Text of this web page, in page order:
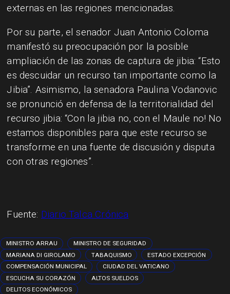
externas en las regiones mencionadas.
Por su parte, el senador Juan Antonio Coloma
manifestó su preocupación por la posible
ampliación de las zonas de captura de jibia: “Esto
es descuidar un recurso tan importante como la
Jibia”. Asimismo, la senadora Paulina Vodanovic
se pronunció en defensa de la territorialidad del
recurso jibia: “Con la jibia no, con el Maule no! No
estamos disponibles para que este recurso se
transforme en una fuente de discusión y disputa
con otras regiones”.
Fuente: Diario Talca Crónica
MINISTRO ARRAU
MINISTRO DE SEGURIDAD
MARIANA DI GIROLAMO
TABAQUISMO
ESTADO EXCEPCIÓN
COMPENSACIÓN MUNICIPAL
CIUDAD DEL VATICANO
ESCUCHA SU CORAZÓN
ALTOS SUELDOS
DELITOS ECONÓMICOS